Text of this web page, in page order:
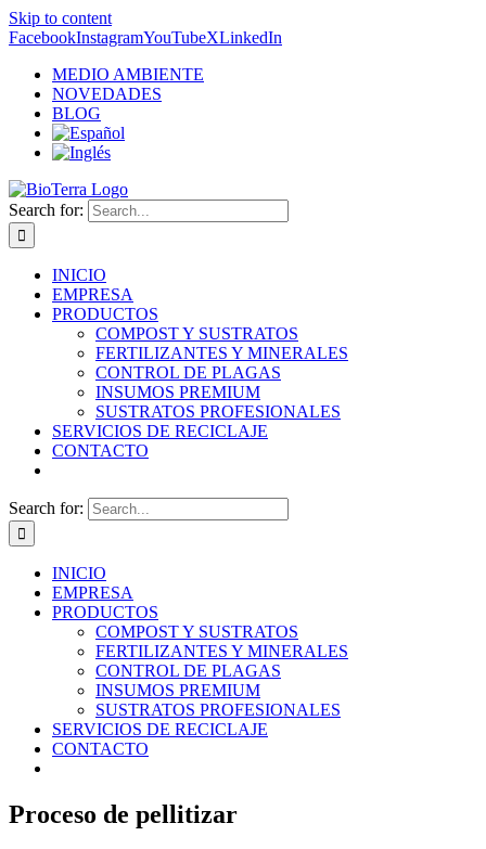
Skip to content
FacebookInstagramYouTubeXLinkedIn
MEDIO AMBIENTE
NOVEDADES
BLOG
Search for:
INICIO
EMPRESA
PRODUCTOS
COMPOST Y SUSTRATOS
FERTILIZANTES Y MINERALES
CONTROL DE PLAGAS
INSUMOS PREMIUM
SUSTRATOS PROFESIONALES
SERVICIOS DE RECICLAJE
CONTACTO
Search for:
INICIO
EMPRESA
PRODUCTOS
COMPOST Y SUSTRATOS
FERTILIZANTES Y MINERALES
CONTROL DE PLAGAS
INSUMOS PREMIUM
SUSTRATOS PROFESIONALES
SERVICIOS DE RECICLAJE
CONTACTO
Proceso de pellitizar